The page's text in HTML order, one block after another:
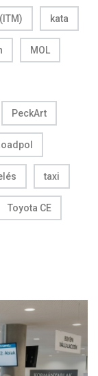
kata
MOL
PeckArt
taxi
Toyota CE